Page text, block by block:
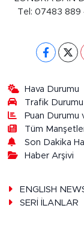
Tel: 07483 889
Hava Durumu
Trafik Durumu
Puan Durumu
Tüm
Son Dakika
Haber Arşivi
ENGLISH
SERİ İLANLAR